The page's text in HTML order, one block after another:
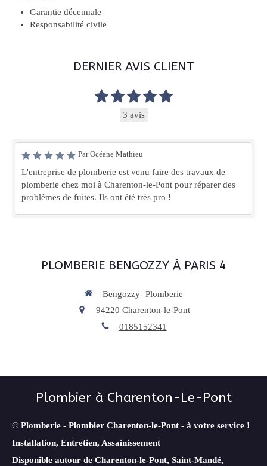
Garantie décennale
Responsabilité civile
DERNIER AVIS CLIENT
3 avis
Par Océane Mathieu
L'entreprise de plomberie est venu faire des travaux de
plomberie chez moi à Charenton-le-Pont pour réparer des
problèmes de fuites. Ils ont été très pro !
PLOMBERIE BENGOZZY À PARIS 4
Bengozzy- Plomberie
94220 Charenton-le-Pont
0185152341
Plombier à Charenton-Le-Pont
© Plomberie - Plombier Charenton-le-Pont - à votre service !
Installation, Entretien, Assainissement
Disponible autour de Charenton-le-Pont, Saint-Mandé,